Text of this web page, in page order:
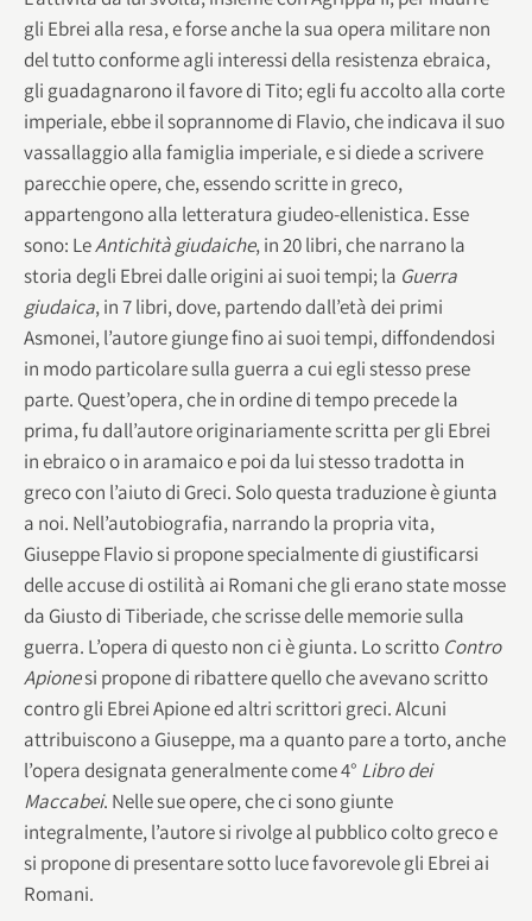
gli Ebrei alla resa, e forse anche la sua opera militare non
del tutto conforme agli interessi della resistenza ebraica,
gli guadagnarono il favore di Tito; egli fu accolto alla corte
imperiale, ebbe il soprannome di Flavio, che indicava il suo
vassallaggio alla famiglia imperiale, e si diede a scrivere
parecchie opere, che, essendo scritte in greco,
appartengono alla letteratura giudeo-ellenistica. Esse
sono: LeAntichità giudaiche, in 20 libri, che narrano la
storia degli Ebrei dalle origini ai suoi tempi; la Guerra
giudaica, in 7 libri, dove, partendo dall’età dei primi
Asmonei, l’autore giunge fino ai suoi tempi, diffondendosi
in modo particolare sulla guerra a cui egli stesso prese
parte. Quest’opera, che in ordine di tempo precede la
prima, fu dall’autore originariamente scritta per gli Ebrei
in ebraico o in aramaico e poi da lui stesso tradotta in
greco con l’aiuto di Greci. Solo questa traduzione è giunta
a noi. Nell’autobiografia, narrando la propria vita,
Giuseppe Flavio si propone specialmente di giustificarsi
delle accuse di ostilità ai Romani che gli erano state mosse
da Giusto di Tiberiade, che scrisse delle memorie sulla
guerra. L’opera di questo non ci è giunta. Lo scritto Contro
Apionesi propone di ribattere quello che avevano scritto
contro gli Ebrei Apione ed altri scrittori greci. Alcuni
attribuiscono a Giuseppe, ma a quanto pare a torto, anche
l’opera designata generalmente come 4° Libro dei
Maccabei. Nelle sue opere, che ci sono giunte
integralmente, l’autore si rivolge al pubblico colto greco e
si propone di presentare sotto luce favorevole gli Ebrei ai
Romani.